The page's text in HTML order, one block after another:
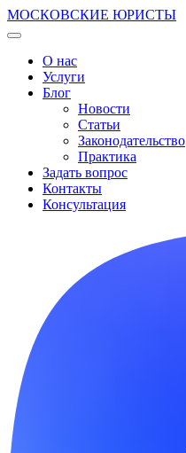
МОСКОВСКИЕ ЮРИСТЫ
О нас
Услуги
Блог
Новости
Статьи
Законодательство
Практика
Задать вопрос
Контакты
Консультация